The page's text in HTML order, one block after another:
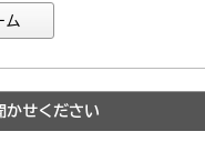
かせください